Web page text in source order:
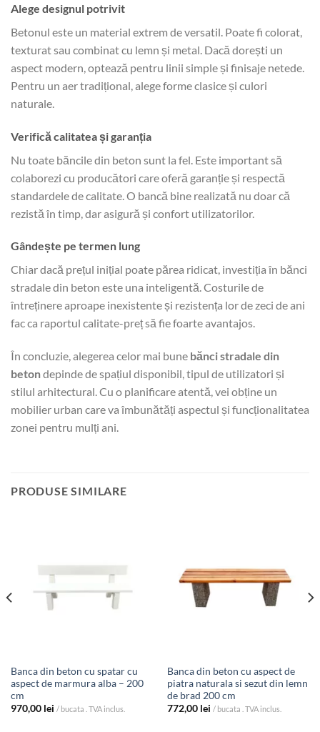
Alege designul potrivit
Betonul este un material extrem de versatil. Poate fi colorat,
texturat sau combinat cu lemn și metal. Dacă dorești un
aspect modern, optează pentru linii simple și finisaje netede.
Pentru un aer tradițional, alege forme clasice și culori
naturale.
Verifică calitatea și garanția
Nu toate băncile din beton sunt la fel. Este important să
colaborezi cu producători care oferă garanție și respectă
standardele de calitate. O bancă bine realizată nu doar că
rezistă în timp, dar asigură și confort utilizatorilor.
Gândește pe termen lung
Chiar dacă prețul inițial poate părea ridicat, investiția în bănci
stradale din beton este una inteligentă. Costurile de
întreținere aproape inexistente și rezistența lor de zeci de ani
fac ca raportul calitate-preț să fie foarte avantajos.
În concluzie, alegerea celor mai bune bănci stradale din
betondepinde de spațiul disponibil, tipul de utilizatori și
stilul arhitectural. Cu o planificare atentă, vei obține un
mobilier urban care va îmbunătăți aspectul și funcționalitatea
zonei pentru mulți ani.
PRODUSE SIMILARE
Banca din beton cu spatar cu
aspect de marmura alba – 200
cm
970,00 lei / bucata . TVA inclus.
Banca din beton cu aspect de
piatra naturala si sezut din lemn
de brad 200 cm
772,00 lei / bucata . TVA inclus.